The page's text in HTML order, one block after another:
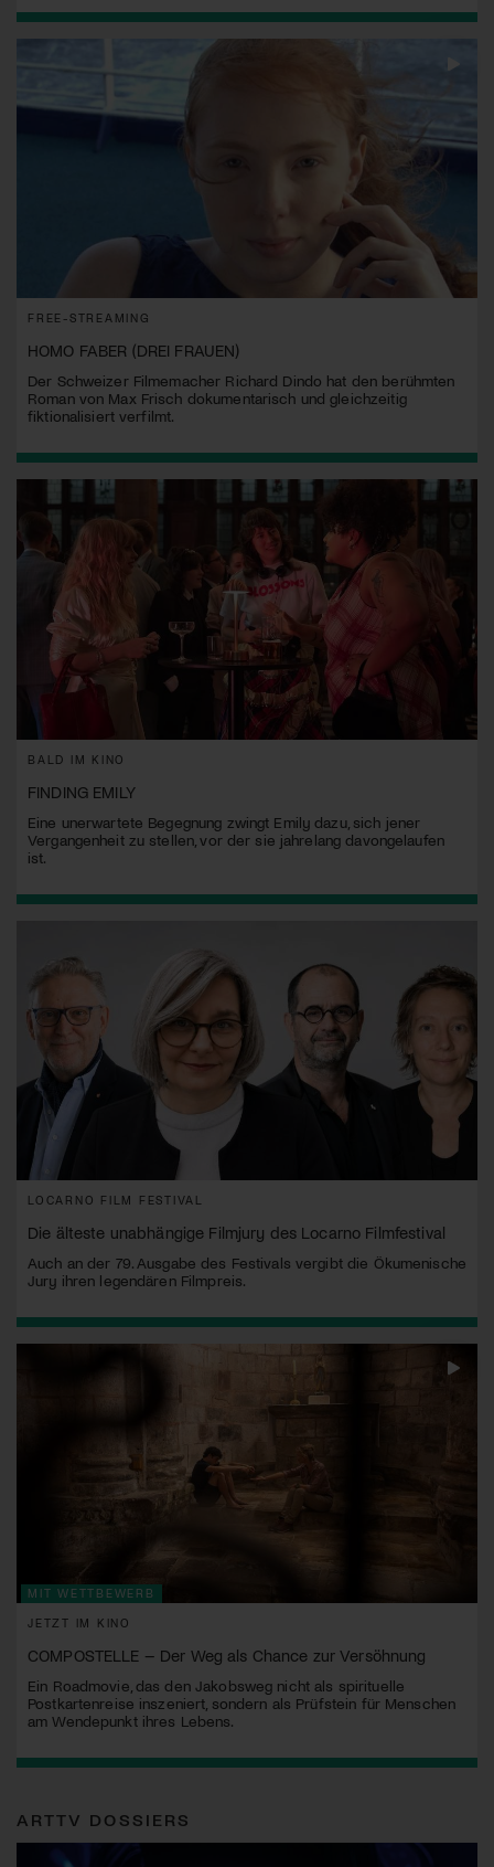
FREE-STREAMING
HOMO FABER (DREI FRAUEN)
Der Schweizer Filmemacher Richard Dindo hat den berühmten
Roman von Max Frisch dokumentarisch und gleichzeitig
fiktionalisiert verfilmt.
BALD IM KINO
FINDING EMILY
Eine unerwartete Begegnung zwingt Emily dazu, sich jener
Vergangenheit zu stellen, vor der sie jahrelang davongelaufen
ist.
LOCARNO FILM FESTIVAL
Die älteste unabhängige Filmjury des Locarno Filmfestival
Auch an der 79. Ausgabe des Festivals vergibt die Ökumenische
Jury ihren legendären Filmpreis.
MIT WETTBEWERB
JETZT IM KINO
COMPOSTELLE – Der Weg als Chance zur Versöhnung
Ein Roadmovie, das den Jakobsweg nicht als spirituelle
Postkartenreise inszeniert, sondern als Prüfstein für Menschen
am Wendepunkt ihres Lebens.
ARTTV DOSSIERS